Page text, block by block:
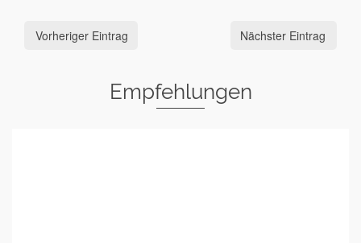
Vorheriger Eintrag Nächster Eintrag
Empfehlungen